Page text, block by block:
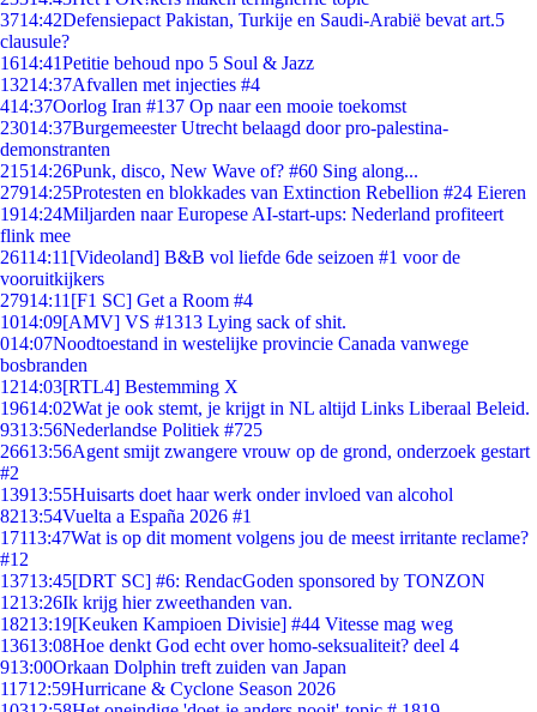
3714:42Defensiepact Pakistan, Turkije en Saudi-Arabië bevat art.5
clausule?
1614:41Petitie behoud npo 5 Soul & Jazz
13214:37Afvallen met injecties #4
414:37Oorlog Iran #137 Op naar een mooie toekomst
23014:37Burgemeester Utrecht belaagd door pro-palestina-
demonstranten
21514:26Punk, disco, New Wave of? #60 Sing along...
27914:25Protesten en blokkades van Extinction Rebellion #24 Eieren
1914:24Miljarden naar Europese AI-start-ups: Nederland profiteert
flink mee
26114:11 [Videoland] B&B vol liefde 6de seizoen #1 voor de
vooruitkijkers
27914:11 [F1 SC] Get a Room #4
1014:09[AMV] VS #1313 Lying sack of shit.
014:07Noodtoestand in westelijke provincie Canada vanwege
bosbranden
1214:03[RTL4] Bestemming X
19614:02Wat je ook stemt, je krijgt in NL altijd Links Liberaal Beleid.
9313:56Nederlandse Politiek #725
26613:56Agent smijt zwangere vrouw op de grond, onderzoek gestart
#2
13913:55Huisarts doet haar werk onder invloed van alcohol
8213:54Vuelta a España 2026 #1
17113:47Wat is op dit moment volgens jou de meest irritante reclame?
#12
13713:45[DRT SC] #6: RendacGoden sponsored by TONZON
1213:26Ik krijg hier zweethanden van.
18213:19[Keuken Kampioen Divisie] #44 Vitesse mag weg
13613:08Hoe denkt God echt over homo-seksualiteit? deel 4
913:00Orkaan Dolphin treft zuiden van Japan
11712:59Hurricane & Cyclone Season 2026